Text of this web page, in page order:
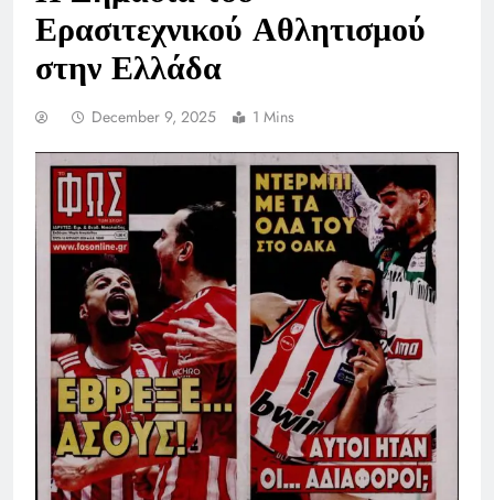
Ερασιτεχνικού Αθλητισμού
στην Ελλάδα
December 9, 2025 1 Mins